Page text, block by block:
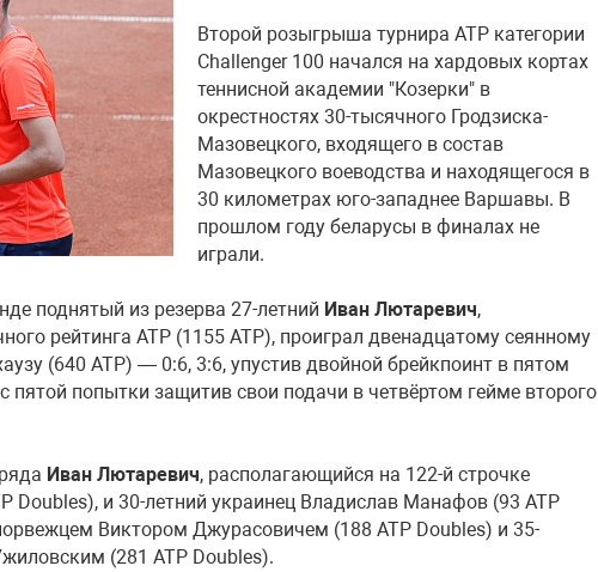
Второй розыгрыша турнира ATP категории
Challenger 100 начался на хардовых кортах
теннисной академии "Козерки" в
окрестностях 30-тысячного Гродзиска-
Мазовецкого, входящего в состав
Мазовецкого воеводства и находящегося в
30 километрах юго-западнее Варшавы. В
прошлом году беларусы в финалах не
играли.
поднятый из резерва 27-летний Иван Лютаревич,
рейтинга ATP (1155 ATP), проиграл двенадцатому сеянному
(640 ATP) — 0:6, 3:6, упустив двойной брейкпоинт в пятом
пятой попытки защитив свои подачи в четвёртом гейме второго
Иван Лютаревич, располагающийся на 122-й строчке
Doubles), и 30-летний украинец Владислав Манафов (93 ATP
Виктором Джурасовичем (188 ATP Doubles) и 35-
(281 ATP Doubles).